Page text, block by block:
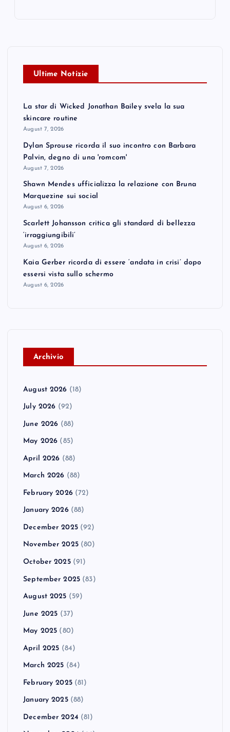
Ultime Notizie
La star di Wicked Jonathan Bailey svela la sua
skincare routine
August 7, 2026
Dylan Sprouse ricorda il suo incontro con Barbara
Palvin, degno di una 'romcom'
August 7, 2026
Shawn Mendes ufficializza la relazione con Bruna
Marquezine sui social
August 6, 2026
Scarlett Johansson critica gli standard di bellezza
‘irraggiungibili’
August 6, 2026
Kaia Gerber ricorda di essere ‘andata in crisi’ dopo
essersi vista sullo schermo
August 6, 2026
Archivio
August 2026 (18)
July 2026 (92)
June 2026 (88)
May 2026 (85)
April 2026 (88)
March 2026 (88)
February 2026(72)
January 2026(88)
December 2025(92)
November 2025(80)
October 2025(91)
September 2025 (83)
August 2025 (59)
June 2025 (37)
May 2025 (80)
April 2025 (84)
March 2025 (84)
February 2025(81)
January 2025(88)
December 2024 (81)